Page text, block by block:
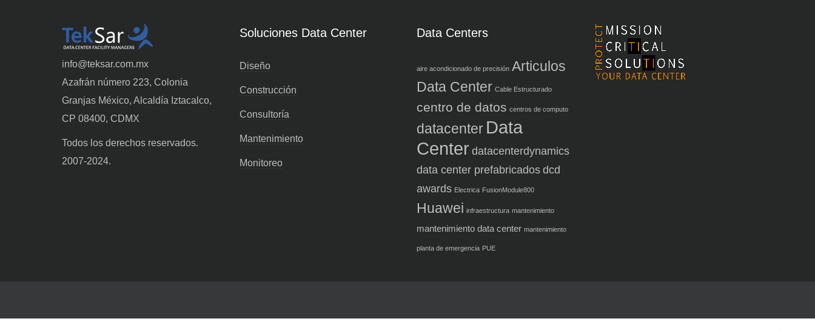
info@teksar.com.mx
Azafrán número 223, Colonia
Granjas México, Alcaldía Iztacalco,
CP 08400, CDMX
Todos los derechos reservados.
2007-2024.
Soluciones Data Center
Diseño
Construcción
Consultoría
Mantenimiento
Monitoreo
Data Centers
aire acondicionado de precisión Articulos
Data Center Cable Estructurado
centro de datos centros de computo
datacenter Data
Centerdatacenterdynamics
data center prefabricadosdcd
awards Electrica FusionModule800
Huawei infraestructura mantenimiento
mantenimiento data center mantenimiento
planta de emergencia PUE